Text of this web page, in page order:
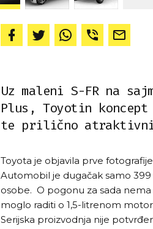
Uz maleni S-FR na
Plus, Toyotin
te prilično atraktivni
Toyota je objavila prve
Automobil je dugačak samo
osobe. O pogonu za sada
moglo raditi o 1,5-litrenom
Serijska proizvodnja nije